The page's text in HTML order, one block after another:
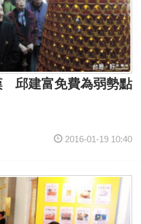
邱建富免費為弱勢點
2016-01-19 10:40